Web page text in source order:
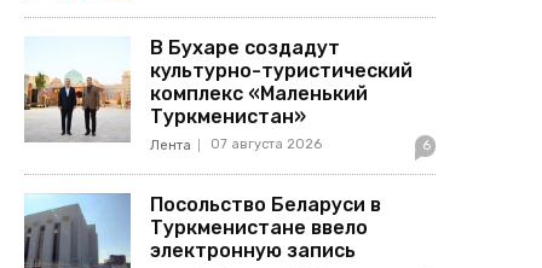
В Бухаре создадут
культурно-туристический
комплекс «Маленький
Туркменистан»
Лента 07 августа 2026 6
Посольство Беларуси в
Туркменистане ввело
электронную запись